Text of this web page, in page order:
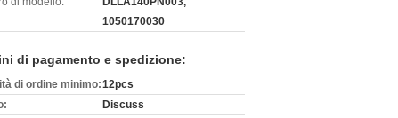
1050170030
di pagamento e spedizione:
di ordine minimo:12pcs
Discuss